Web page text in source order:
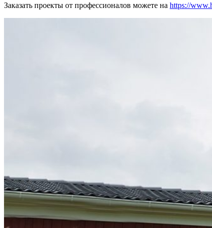
Заказать проекты от профессионалов можете на https://